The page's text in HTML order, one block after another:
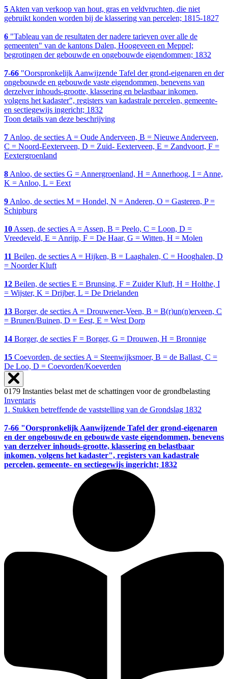
5Akten van verkoop van hout, gras en veldvruchten, die niet
gebruikt konden worden bij de klassering van percelen; 1815-1827
6 "Tableau van de resultaten der nadere tarieven over alle de
gemeenten" van de kantons Dalen, Hoogeveen en Meppel;
begrotingen der gebouwde en ongebouwde eigendommen; 1832
7-66 "Oorspronkelijk Aanwijzende Tafel der grond-eigenaren en der
ongebouwde en gebouwde vaste eigendommen, benevens van
derzelver inhouds-grootte, klassering en belastbaar inkomen,
volgens het kadaster", registers van kadastrale percelen, gemeente-
en sectiegewijs ingericht; 1832
Toon details van deze beschrijving
7Anloo, de secties A = Oude Anderveen, B = Nieuwe Anderveen,
C = Noord-Eexterveen, D = Zuid- Eexterveen, E = Zandvoort, F =
Eextergroenland
8Anloo, de secties G = Annergroenland, H = Annerhoog, I = Anne,
K = Anloo, L = Eext
9Anloo, de secties M = Hondel, N = Anderen, O = Gasteren, P =
Schipburg
10Assen, de secties A = Assen, B = Peelo, C = Loon, D =
Vreedeveld, E = Anrijp, F = De Haar, G = Witten, H = Molen
11 Beilen, de secties A = Hijken, B = Laaghalen, C = Hooghalen, D
= Noorder Kluft
12 Beilen, de secties E = Brunsing, F = Zuider Kluft, H = Holthe, I
= Wijster, K = Drijber, L = De Drielanden
13 Borger, de secties A = Drouwener-Veen, B = B(r)un(n)erveen, C
= Brunen/Buinen, D = Eest, E = West Dorp
14 Borger, de secties F = Borger, G = Drouwen, H = Bronnige
15 Coevorden, de secties A = Steenwijksmoer, B = de Ballast, C =
De Loo, D = Coevorden/Koeverden
0179 Instanties belast met de schattingen voor de grondbelasting
Inventaris
1. Stukken betreffende de vaststelling van de Grondslag 1832
7-66 "Oorspronkelijk Aanwijzende Tafel der grond-eigenaren
en der ongebouwde en gebouwde vaste eigendommen, benevens
van derzelver inhouds-grootte, klassering en belastbaar
inkomen, volgens het kadaster", registers van kadastrale
percelen, gemeente- en sectiegewijs ingericht; 1832